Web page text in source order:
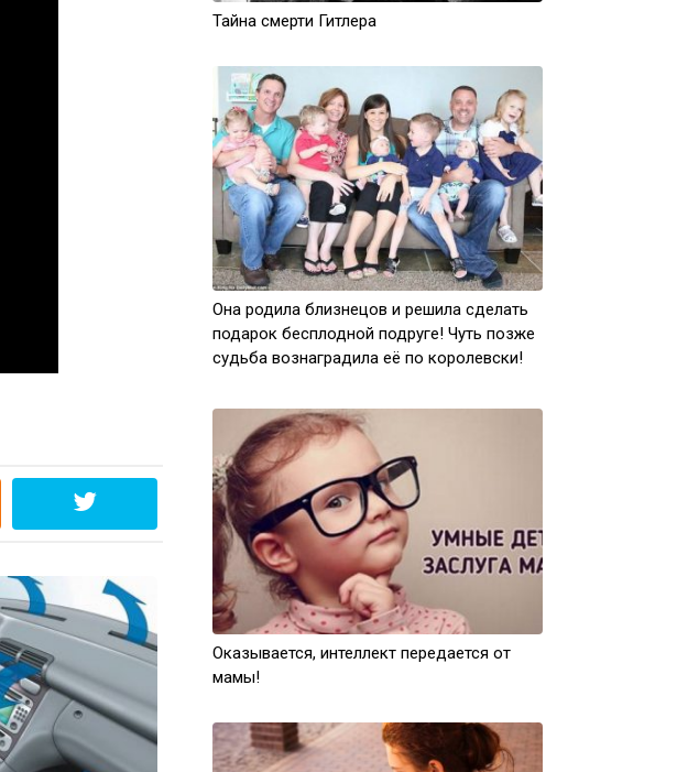
Тайна смерти Гитлера
Она родила близнецов и решила сделать
подарок бесплодной подруге! Чуть позже
судьба вознаградила её по королевски!
Оказывается, интеллект передается от
мамы!